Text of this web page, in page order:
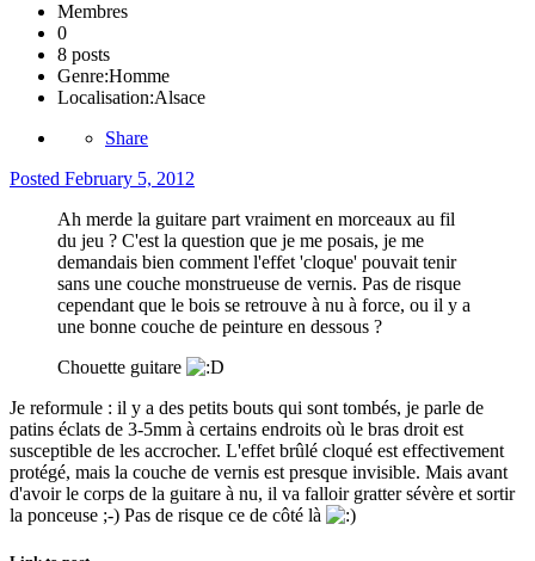
Membres
0
8 posts
Genre:Homme
Localisation:Alsace
Share
Posted February 5, 2012
Ah merde la guitare part vraiment en morceaux au fil
du jeu ? C'est la question que je me posais, je me
demandais bien comment l'effet 'cloque' pouvait tenir
sans une couche monstrueuse de vernis. Pas de risque
cependant que le bois se retrouve à nu à force, ou il y a
une bonne couche de peinture en dessous ?
Chouette guitare
Je reformule : il y a des petits bouts qui sont tombés, je parle de
patins éclats de 3-5mm à certains endroits où le bras droit est
susceptible de les accrocher. L'effet brûlé cloqué est effectivement
protégé, mais la couche de vernis est presque invisible. Mais avant
d'avoir le corps de la guitare à nu, il va falloir gratter sévère et sortir
la ponceuse ;-) Pas de risque ce de côté là